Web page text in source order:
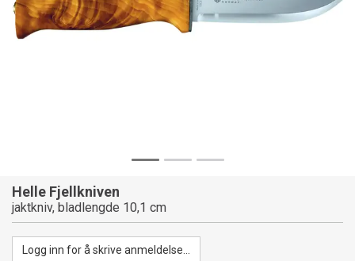
Helle Fjellkniven
jaktkniv, bladlengde 10,1 cm
Logg inn for å skrive anmeldelse...